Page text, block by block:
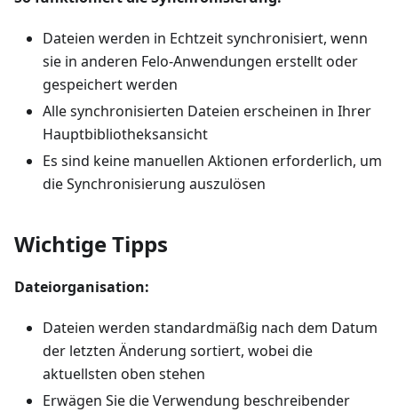
Dateien werden in Echtzeit synchronisiert, wenn
sie in anderen Felo-Anwendungen erstellt oder
gespeichert werden
Alle synchronisierten Dateien erscheinen in Ihrer
Hauptbibliotheksansicht
Es sind keine manuellen Aktionen erforderlich, um
die Synchronisierung auszulösen
Wichtige Tipps
Dateiorganisation:
Dateien werden standardmäßig nach dem Datum
der letzten Änderung sortiert, wobei die
aktuellsten oben stehen
Erwägen Sie die Verwendung beschreibender